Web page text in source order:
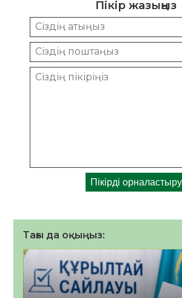
Пікір жазыңыз
Тағы да оқыңыз: